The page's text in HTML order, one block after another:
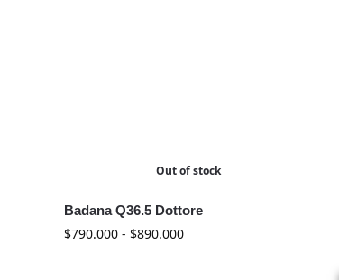
Out of stock
Badana Q36.5 Dottore
$790.000 - $890.000